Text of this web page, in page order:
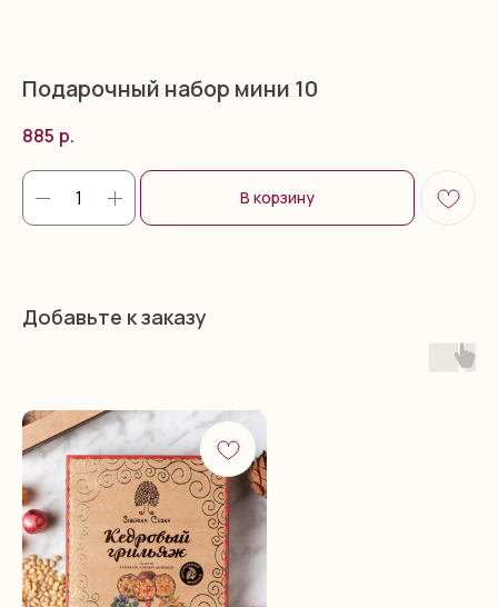
Подарочный набор мини 10
885 р.
В корзину
Добавьте к заказу